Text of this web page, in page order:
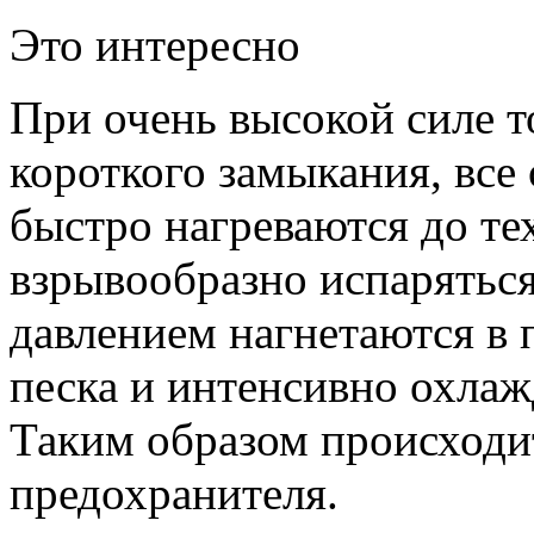
Это интересно
При очень высокой силе
короткого замыкания,
быстро нагреваются до
взрывообразно
давлением нагнетаются
песка и интенсивно
Таким образом
предохранителя.